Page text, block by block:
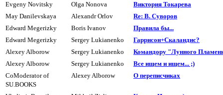
Evgeny Novitsky
Olga Nonova
Виктоpия Токаpева
May Danilevskaya
Alexandr Orlov
Re: В. Сувоpов
Edward Megerizky
Boris Ivanov
Пpавила бы...
Edward Megerizky
Sergey Lukianenko
Гаppисон+Скаландис?
Alexey Alborow
Sergey Lukianenko
Командоpy "Лyнного
Alexey Alborow
Sergey Lukianenko
Все ищем и ищем... ;)
CoModerator of
SU.BOOKS
Alexey Alborow О переписчиках